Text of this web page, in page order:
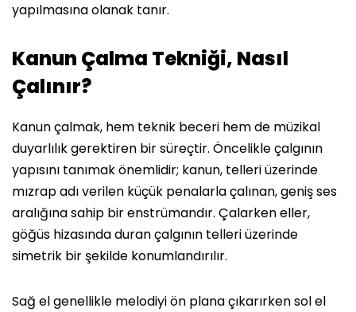
yapılmasına olanak tanır.
Kanun Çalma Tekniği, Nasıl
Çalınır?
Kanun çalmak, hem teknik beceri hem de müzikal
duyarlılık gerektiren bir süreçtir. Öncelikle çalgının
yapısını tanımak önemlidir; kanun, telleri üzerinde
mızrap adı verilen küçük penalarla çalınan, geniş ses
aralığına sahip bir enstrümandır. Çalarken eller,
göğüs hizasında duran çalgının telleri üzerinde
simetrik bir şekilde konumlandırılır.
Sağ el genellikle melodiyi ön plana çıkarırken sol el